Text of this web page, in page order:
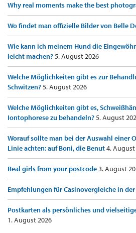
Why real moments make the best
Wo findet man offizielle Bilder von Belle
Wie kann ich meinem Hund die
leicht machen?5. August 2026
Welche Möglichkeiten gibt es zur
Schwitzen?5. August 2026
Welche Möglichkeiten gibt es,
Iontophorese zu behandeln?5. August
Worauf sollte man bei der Auswahl einer
Linie achten: auf Boni, die Benut4. August
Real girls from your postcode3. August
Empfehlungen für Casinovergleiche in der
Postkarten als persönliches und
1. August 2026